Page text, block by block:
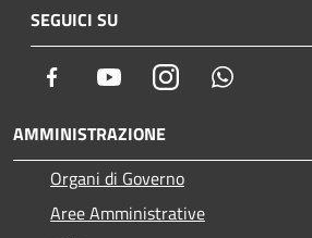
SEGUICI SU
Facebook YoutubeInstagram
AMMINISTRAZIONE
Organi di Governo
Aree Amministrative